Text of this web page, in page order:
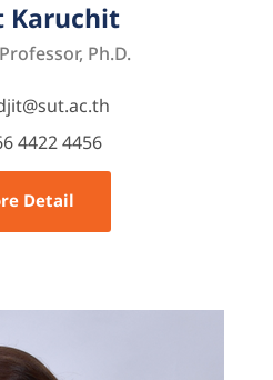
Karuchit
Ph.D.
4422 4456
Detail